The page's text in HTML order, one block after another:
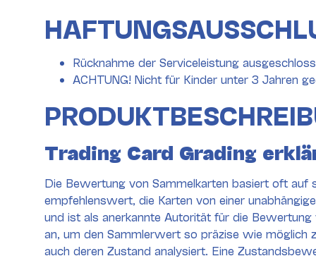
Rücknahme der Serviceleistung
ACHTUNG! Nicht für Kinder unter 3 Jahren
Trading Card Grading
Die Bewertung von Sammelkarten basiert oft auf
empfehlenswert, die Karten von einer
und ist als anerkannte Autorität für die
an, um den Sammlerwert so präzise wie
auch deren Zustand analysiert. Eine